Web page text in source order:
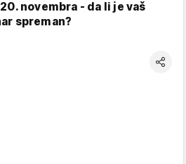
novembra - da li je vaš
spreman?